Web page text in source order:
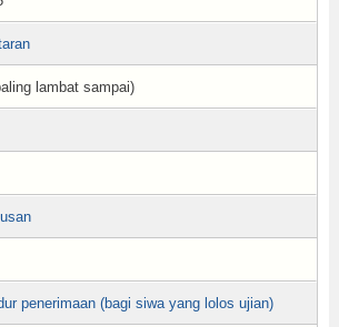
lambat sampai)
penerimaan (bagi siwa yang lolos ujian)